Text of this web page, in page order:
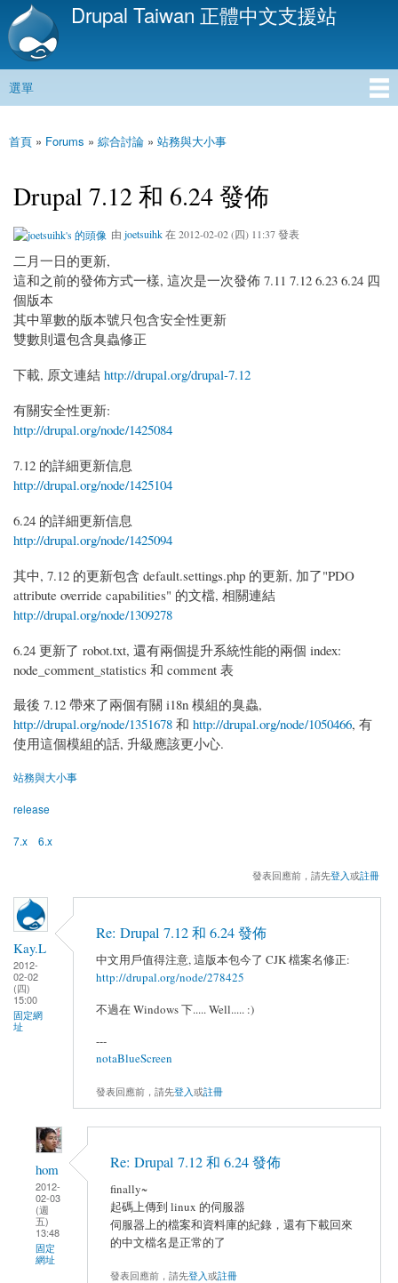
移
內
Drupal Taiwan 正體中文支援站
主選單
選單
您在這裡
首頁 » Forums » 綜合討論 » 站務與大小事
Drupal 7.12 和 6.24 發佈
由 joetsuihk在 2012-02-02 (四) 11:37 發表
二月一日的更新,
這和之前的發佈方式一樣, 這次是一次發佈 7.11 7.12 6.23 6.24 四
個版本
其中單數的版本號只包含安全性更新
雙數則還包含臭蟲修正
下載, 原文連結 http://drupal.org/drupal-7.12
有關安全性更新:
http://drupal.org/node/1425084
7.12 的詳細更新信息
http://drupal.org/node/1425104
6.24 的詳細更新信息
http://drupal.org/node/1425094
其中, 7.12 的更新包含 default.settings.php 的更新, 加了"PDO
attribute override capabilities" 的文檔, 相關連結
http://drupal.org/node/1309278
6.24 更新了 robot.txt, 還有兩個提升系統性能的兩個 index:
node_comment_statistics 和 comment 表
最後 7.12 帶來了兩個有關 i18n 模組的臭蟲,
http://drupal.org/node/1351678 和 http://drupal.org/node/1050466, 有
使用這個模組的話, 升級應該更小心.
站務與大小事
release
7.x 6.x
發表回應前，請先登入或註冊
Kay.L
2012-
02-02
(四)
15:00
固定網
址
Re: Drupal 7.12 和 6.24 發佈
中文用戶值得注意, 這版本包今了 CJK 檔案名修正:
http://drupal.org/node/278425
不過在 Windows 下..... Well..... :)
---
notaBlueScreen
發表回應前，請先登入或註冊
hom
2012-
02-03
(週
五)
13:48
固定
網址
Re: Drupal 7.12 和 6.24 發佈
finally~
起碼上傳到 linux 的伺服器
伺服器上的檔案和資料庫的紀錄，還有下載回來
的中文檔名是正常的了
發表回應前，請先登入或註冊